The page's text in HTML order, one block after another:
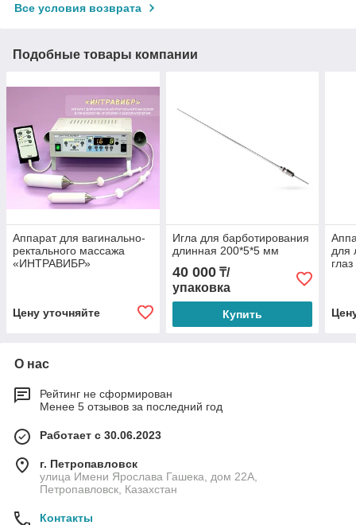
Все условия возврата
Подобные товары компании
Аппарат для вагинально-
ректального массажа
«ИНТРАВИБР»
Цену уточняйте
Игла для барботирования
длинная 200*5*5 мм
40 000₸/
упаковка
Купить
для
глаз
О нас
Рейтинг не сформирован
Менее 5 отзывов за последний год
Работает с 30.06.2023
г. Петропавловск
улица Имени Ярослава Гашека, дом 22А,
Петропавловск, Казахстан
Контакты